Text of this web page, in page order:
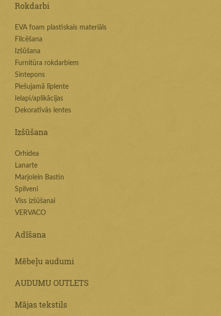
Rokdarbi
EVA foam plastiskais materiāls
Filcēšana
Izšūšana
Furnitūra rokdarbiem
Sintepons
Piešujamā līplente
Ielapi/aplikācijas
Dekoratīvās lentes
Izšūšana
Orhidea
Lanarte
Marjolein Bastin
Spilveni
Viss izšūšanai
VERVACO
Adīšana
Mēbeļu audumi
AUDUMU OUTLETS
Mājas tekstils